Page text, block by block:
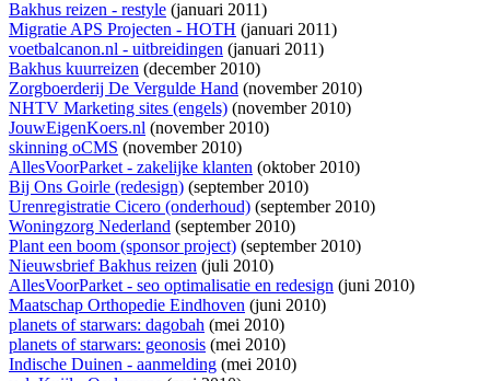
Bakhus reizen - restyle (januari 2011)
Migratie APS Projecten - HOTH (januari 2011)
voetbalcanon.nl - uitbreidingen (januari 2011)
Bakhus kuurreizen (december 2010)
Zorgboerderij De Vergulde Hand (november 2010)
NHTV Marketing sites (engels) (november 2010)
JouwEigenKoers.nl (november 2010)
skinning oCMS (november 2010)
AllesVoorParket - zakelijke klanten (oktober 2010)
Bij Ons Goirle (redesign) (september 2010)
Urenregistratie Cicero (onderhoud) (september 2010)
Woningzorg Nederland (september 2010)
Plant een boom (sponsor project) (september 2010)
Nieuwsbrief Bakhus reizen (juli 2010)
AllesVoorParket - seo optimalisatie en redesign (juni 2010)
Maatschap Orthopedie Eindhoven (juni 2010)
planets of starwars: dagobah (mei 2010)
planets of starwars: geonosis (mei 2010)
Indische Duinen - aanmelding (mei 2010)